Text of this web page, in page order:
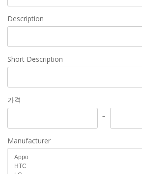
Description
Short Description
가격
Manufacturer